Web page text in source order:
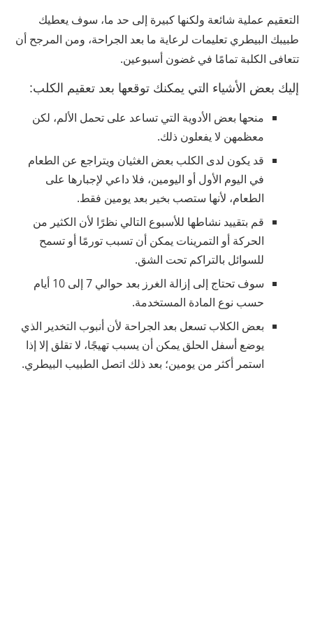
التعقيم عملية شائعة ولكنها كبيرة إلى حد ما، سوف يعطيك
طبيبك البيطري تعليمات لرعاية ما بعد الجراحة، ومن المرجح أن
تتعافى الكلبة تمامًا في غضون أسبوعين.
إليك بعض الأشياء التي يمكنك توقعها بعد تعقيم الكلب:
منحها بعض الأدوية التي تساعد على تحمل الألم، لكن
معظمهن لا يفعلون ذلك.
قد يكون لدى الكلب بعض الغثيان ويتراجع عن الطعام
في اليوم الأول أو اليومين، فلا داعي لإجبارها على
الطعام، لأنها ستصب بخير بعد يومين فقط.
قم بتقييد نشاطها للأسبوع التالي نظرًا لأن الكثير من
الحركة أو التمرينات يمكن أن تسبب تورمًا أو تسمح
للسوائل بالتراكم تحت الشق.
سوف تحتاج إلى إزالة الغرز بعد حوالي 7 إلى 10 أيام
حسب نوع المادة المستخدمة.
بعض الكلاب تسعل بعد الجراحة لأن أنبوب التخدير الذي
يوضع أسفل الحلق يمكن أن يسبب تهيجًا، لا تقلق إلا إذا
استمر أكثر من يومين؛ بعد ذلك اتصل الطبيب البيطري.